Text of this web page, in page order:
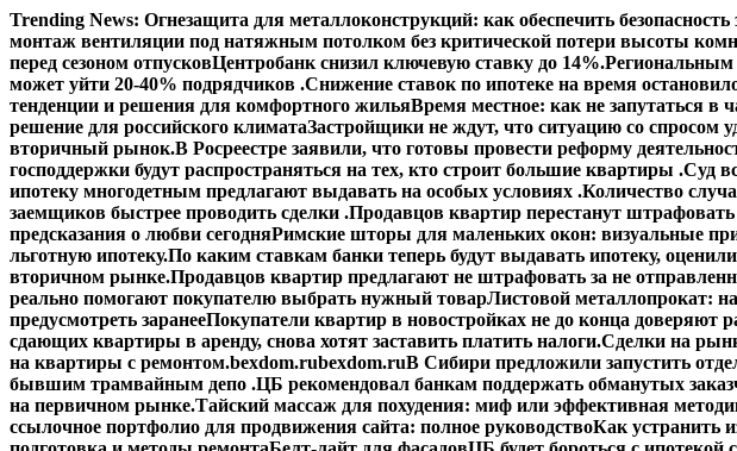
Перейти
к
содержимому
Trending News: Огнезащита для металлоконструкций: как обеспечить безопасность
монтаж вентиляции под натяжным потолком без критической потери высоты
перед сезоном отпусковЦентробанк снизил ключевую ставку до 14%.Региональным
может уйти 20-40% подрядчиков .Снижение ставок по ипотеке на время
тенденции и решения для комфортного жильяВремя местное: как не запутаться в
решение для российского климатаЗастройщики не ждут, что ситуацию со спросом
вторичный рынок.В Росреестре заявили, что готовы провести реформу
господдержки будут распространяться на тех, кто строит большие квартиры .Суд
ипотеку многодетным предлагают выдавать на особых условиях .Количество
заемщиков быстрее проводить сделки .Продавцов квартир перестанут штрафовать
предсказания о любви сегодняРимские шторы для маленьких окон: визуальные
льготную ипотеку.По каким ставкам банки теперь будут выдавать ипотеку,
вторичном рынке.Продавцов квартир предлагают не штрафовать за не
реально помогают покупателю выбрать нужный товарЛистовой металлопрокат:
предусмотреть заранееПокупатели квартир в новостройках не до конца доверяют
сдающих квартиры в аренду, снова хотят заставить платить налоги.Сделки на
на квартиры с ремонтом.bexdom.rubexdom.ruВ Сибири предложили запустить
бывшим трамвайным депо .ЦБ рекомендовал банкам поддержать обманутых
на первичном рынке.Тайский массаж для похудения: миф или эффективная
ссылочное портфолио для продвижения сайта: полное руководствоКак устранить